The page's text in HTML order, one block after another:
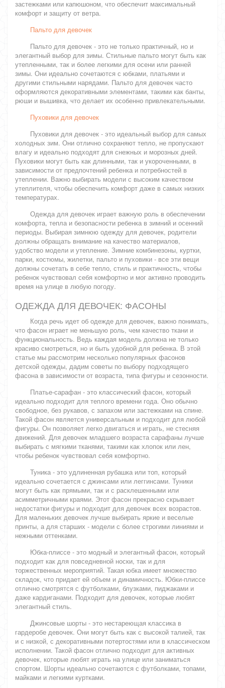
застежками или капюшоном, что обеспечит максимальный
комфорт и защиту от ветра.
Пальто для девочек
Пальто для девочек - это не только практичный, но и
элегантный выбор для зимы. Стильные пальто могут быть как
утепленными, так и более легкими для осени или ранней
зимы. Они идеально сочетаются с юбками, платьями и
другими стильными нарядами. Пальто для девочек часто
оформляются декоративными элементами, такими как банты,
рюши и вышивка, что делает их особенно привлекательными.
Пуховики для девочек
Пуховики для девочек - это идеальный выбор для самых
холодных зим. Они отлично сохраняют тепло, не пропускают
влагу и идеально подходят для снежных и морозных дней.
Пуховики могут быть как длинными, так и укороченными, в
зависимости от предпочтений ребенка и потребностей в
утеплении. Важно выбирать модели с высоким качеством
утеплителя, чтобы обеспечить комфорт даже в самых низких
температурах.
Одежда для девочек играет важную роль в обеспечении
комфорта, тепла и безопасности ребенка в зимний и осенний
периоды. Выбирая зимнюю одежду для девочек, родители
должны обращать внимание на качество материалов,
удобство модели и утепление. Зимние комбинезоны, куртки,
парки, костюмы, жилетки, пальто и пуховики - все эти вещи
должны сочетать в себе тепло, стиль и практичность, чтобы
ребенок чувствовал себя комфортно и мог активно проводить
время на улице в любую погоду.
ОДЕЖДА ДЛЯ ДЕВОЧЕК: ФАСОНЫ
Когда речь идет об одежде для девочек, важно понимать,
что фасон играет не меньшую роль, чем качество ткани и
функциональность. Ведь каждая модель должна не только
красиво смотреться, но и быть удобной для ребенка. В этой
статье мы рассмотрим несколько популярных фасонов
детской одежды, дадим советы по выбору подходящего
фасона в зависимости от возраста, типа фигуры и сезонности.
Платье-сарафан - это классический фасон, который
идеально подходит для теплого времени года. Оно обычно
свободное, без рукавов, с запахом или застежками на спине.
Такой фасон является универсальным и подходит для любой
фигуры. Он позволяет легко двигаться и играть, не стесняя
движений. Для девочек младшего возраста сарафаны лучше
выбирать с мягкими тканями, такими как хлопок или лен,
чтобы ребенок чувствовал себя комфортно.
Туника - это удлиненная рубашка или топ, который
идеально сочетается с джинсами или леггинсами. Туники
могут быть как прямыми, так и с расклешенными или
асимметричными краями. Этот фасон прекрасно скрывает
недостатки фигуры и подходит для девочек всех возрастов.
Для маленьких девочек лучше выбирать яркие и веселые
принты, а для старших - модели с более строгими линиями и
нежными оттенками.
Юбка-плиссе - это модный и элегантный фасон, который
подходит как для повседневной носки, так и для
торжественных мероприятий. Такая юбка имеет множество
складок, что придает ей объем и динамичность. Юбки-плиссе
отлично смотрятся с футболками, блузками, пиджаками и
даже кардиганами. Подходит для девочек, которые любят
элегантный стиль.
Джинсовые шорты - это нестареющая классика в
гардеробе девочек. Они могут быть как с высокой талией, так
и с низкой, с декоративными потертостями или в классическом
исполнении. Такой фасон отлично подходит для активных
девочек, которые любят играть на улице или заниматься
спортом. Шорты идеально сочетаются с футболками, топами,
майками и легкими куртками.